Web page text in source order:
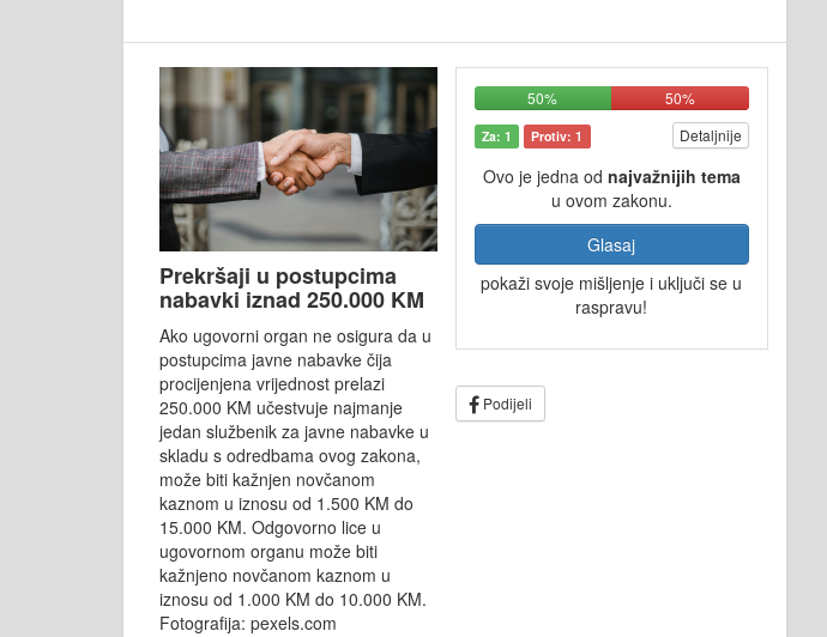
Prekršaji u postupcima
nabavki iznad 250.000 KM
Ako ugovorni organ ne osigura da u
postupcima javne nabavke čija
procijenjena vrijednost prelazi
250.000 KM učestvuje najmanje
jedan službenik za javne nabavke u
skladu s odredbama ovog zakona,
može biti kažnjen novčanom
kaznom u iznosu od 1.500 KM do
15.000 KM. Odgovorno lice u
ugovornom organu može biti
kažnjeno novčanom kaznom u
iznosu od 1.000 KM do 10.000 KM.
Fotografija: pexels.com
50% 50%
Za: 1 Protiv: 1 Detaljnije
Ovo je jedna od najvažnijih tema
u ovom zakonu.
Glasaj
pokaži svoje mišljenje i uključi se u
raspravu!
Podijeli